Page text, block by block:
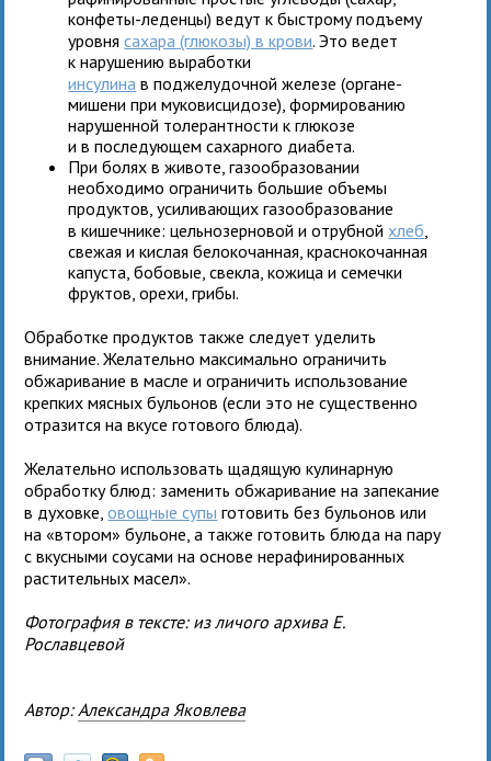
конфеты-леденцы) ведут к быстрому подъему
уровнясахара (глюкозы) в крови. Это ведет
к нарушению выработки
инсулина в поджелудочной железе (органе-
мишени при муковисцидозе), формированию
нарушенной толерантности к глюкозе
и в последующем сахарного диабета.
При болях в животе, газообразовании
необходимо ограничить большие объемы
продуктов, усиливающих газообразование
в кишечнике: цельнозерновой и отрубной хлеб
свежая и кислая белокочанная, краснокочанная
капуста, бобовые, свекла, кожица и семечки
фруктов, орехи, грибы.
Обработке продуктов также следует уделить
внимание. Желательно максимально ограничить
обжаривание в масле и ограничить использование
крепких мясных бульонов (если это не существенно
отразится на вкусе готового блюда).
Желательно использовать щадящую кулинарную
обработку блюд: заменить обжаривание на запекание
в духовке,овощные супы готовить без бульонов или
на «втором» бульоне, а также готовить блюда на пару
с вкусными соусами на основе нерафинированных
растительных масел».
Фотография в тексте: из личого архива Е.
Рославцевой
Автор: Александра Яковлева